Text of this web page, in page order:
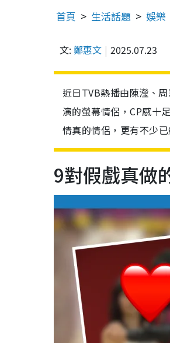
首頁 生活話題 娛樂
文: 鄭惠文 2025.07.23
近日TVB熱播由陳瀅、
演的螢幕情侶，CP感十
情真的情侶，更有不少
9對假戲真做